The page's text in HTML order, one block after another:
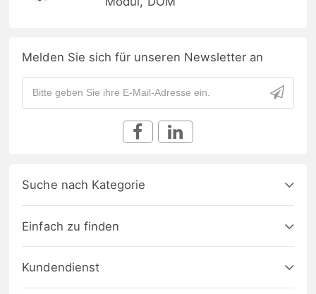
Melden Sie sich für unseren Newsletter an
Suche nach Kategorie
Einfach zu finden
Kundendienst